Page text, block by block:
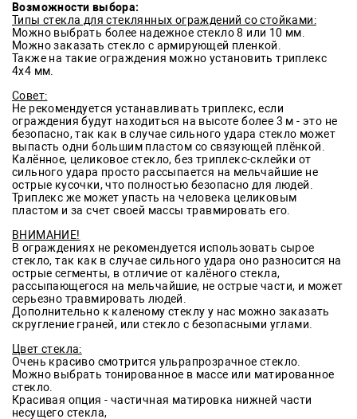
Возможности выбора:
Типы стекла для стеклянных ограждений со стойками:
Можно выбрать более надежное стекло 8 или 10 мм.
Можно заказать стекло с армирующей пленкой.
Также на такие ограждения можно установить триплекс
4х4 мм.
Совет:
Не рекомендуется устанавливать триплекс, если
ограждения будут находиться на высоте более 3 м - это не
безопасно, так как в случае сильного удара стекло может
выпасть одни большим пластом со связующей плёнкой.
Калённое, целиковое стекло, без триплекс-склейки от
сильного удара просто рассыпается на мельчайшие не
острые кусочки, что полностью безопасно для людей.
Триплекс же может упасть на человека целиковым
пластом и за счет своей массы травмировать его.
ВНИМАНИЕ!
В ограждениях не рекомендуется использовать сырое
стекло, так как в случае сильного удара оно разносится на
острые сегменты, в отличие от калёного стекла,
рассыпающегося на мельчайшие, не острые части, и может
серьезно травмировать людей.
Дополнительно к каленому стеклу у нас можно заказать
скругление граней, или стекло с безопасными углами.
Цвет стекла:
Очень красиво смотрится ульрапрозрачное стекло.
Можно выбрать тонированное в массе или матированное
стекло.
Красивая опция - частичная матировка нижней части
несущего стекла,